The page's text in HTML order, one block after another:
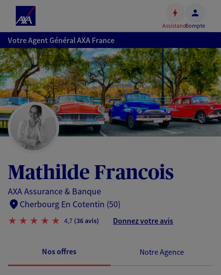
Accéder
au
contenu
principal
Accéder
au
pied
de
page
AssistanceCompte
Votre Agent Général AXA France
Mathilde Francois
AXA Assurance & Banque
Cherbourg En Cotentin (50)
4,7 (36 avis) Donnez votre avis
Nos offres Notre Agence